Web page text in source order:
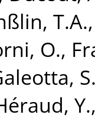
T.A.
O.,
Y.